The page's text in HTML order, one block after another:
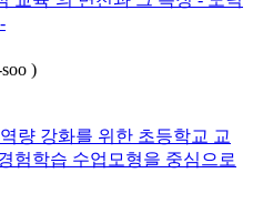
)
량 강화를 위한 초등학교 교
험학습 수업모형을 중심으로